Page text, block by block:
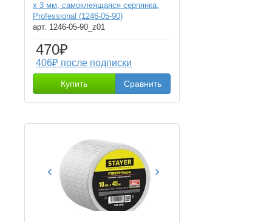
х 3 мм, самоклеящаяся серпянка,
Professional (1246-05-90)
арт. 1246-05-90_z01
470₽
406₽ после подписки
Купить Сравнить
‹ ›